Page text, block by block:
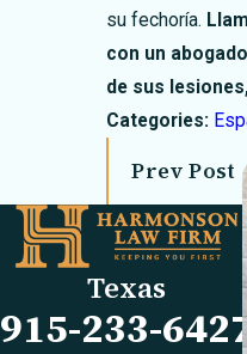
su fechoría.
con un
de sus
Categories:
Prev Post
Texas
915-233-